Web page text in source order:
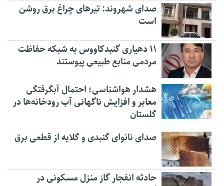
صدای شهروند: تیرهای چراغ برق روشن
است
۱۱ دهیاری گنبدکاووس به شبکه حفاظت
مردمی منابع طبیعی پیوستند
هشدار هواشناسی؛ احتمال آبگرفتگی
معابر و افزایش ناگهانی آب رودخانه‌ها در
گلستان
صدای نانوای گنبدی و گلایه از قطعی برق
حادثه انفجار گاز منزل مسکونی در